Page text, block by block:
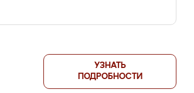
УЗНАТЬ
ПОДРОБНОСТИ